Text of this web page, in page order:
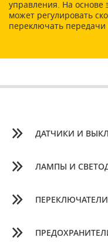
управления. На основе
может регулировать
переключать передачи
ДАТЧИКИ И
ЛАМПЫ И